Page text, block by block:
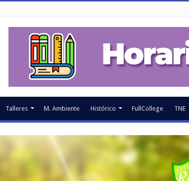
Talleres M. Ambiente Histórico FullCollege TNE